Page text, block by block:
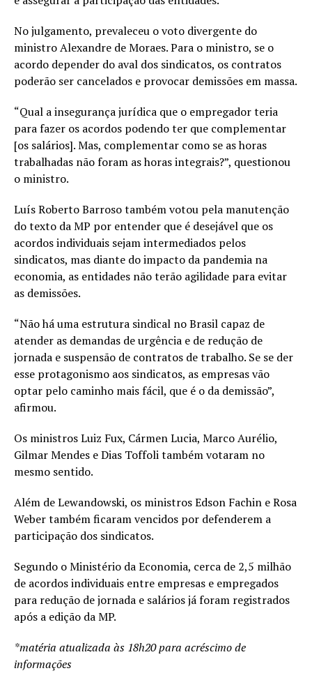
No julgamento, prevaleceu o voto divergente do
ministro Alexandre de Moraes. Para o ministro, se o
acordo depender do aval dos sindicatos, os contratos
poderão ser cancelados e provocar demissões em massa.
“Qual a insegurança jurídica que o empregador teria
para fazer os acordos podendo ter que complementar
[os salários]. Mas, complementar como se as horas
trabalhadas não foram as horas integrais?”, questionou
o ministro.
Luís Roberto Barroso também votou pela manutenção
do texto da MP por entender que é desejável que os
acordos individuais sejam intermediados pelos
sindicatos, mas diante do impacto da pandemia na
economia, as entidades não terão agilidade para evitar
as demissões.
“Não há uma estrutura sindical no Brasil capaz de
atender as demandas de urgência e de redução de
jornada e suspensão de contratos de trabalho. Se se der
esse protagonismo aos sindicatos, as empresas vão
optar pelo caminho mais fácil, que é o da demissão”,
afirmou.
Os ministros Luiz Fux, Cármen Lucia, Marco Aurélio,
Gilmar Mendes e Dias Toffoli também votaram no
mesmo sentido.
Além de Lewandowski, os ministros Edson Fachin e Rosa
Weber também ficaram vencidos por defenderem a
participação dos sindicatos.
Segundo o Ministério da Economia, cerca de 2,5 milhão
de acordos individuais entre empresas e empregados
para redução de jornada e salários já foram registrados
após a edição da MP.
*matéria atualizada às 18h20 para acréscimo de
informações